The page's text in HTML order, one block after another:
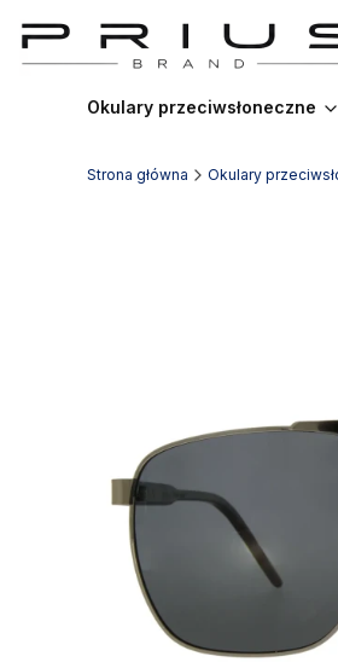
Okulary przeciwsłoneczne
Strona główna Okulary